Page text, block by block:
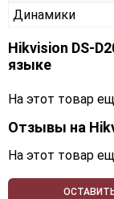
Динамики
Hikvision DS-
языке
На этот товар
Отзывы на
На этот товар